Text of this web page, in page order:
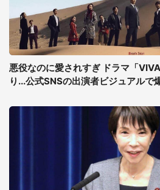
悪役なのに愛されすぎ ドラマ「
り...公式SNSの出演者ビジュアルで